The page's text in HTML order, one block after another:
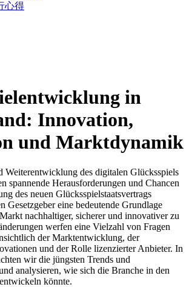
心得
in
Innovation,
und Marktdynamik
Weiterentwicklung des digitalen Glücksspiels
spannende Herausforderungen und Chancen
des neuen Glücksspielstaatsvertrags
Gesetzgeber eine bedeutende Grundlage
nachhaltiger, sicherer und innovativer zu
werfen eine Vielzahl von Fragen
der Marktentwicklung, der
und der Rolle lizenzierter Anbieter. In
wir die jüngsten Trends und
analysieren, wie sich die Branche in den
könnte.